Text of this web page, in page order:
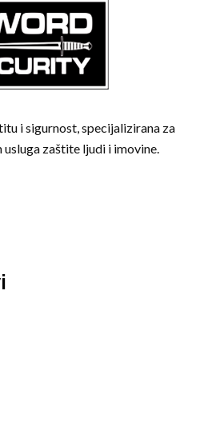
i sigurnost, specijalizirana za
zaštite ljudi i imovine.